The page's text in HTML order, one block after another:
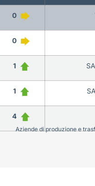
0
0
1
1
4
Aziende di produzione e